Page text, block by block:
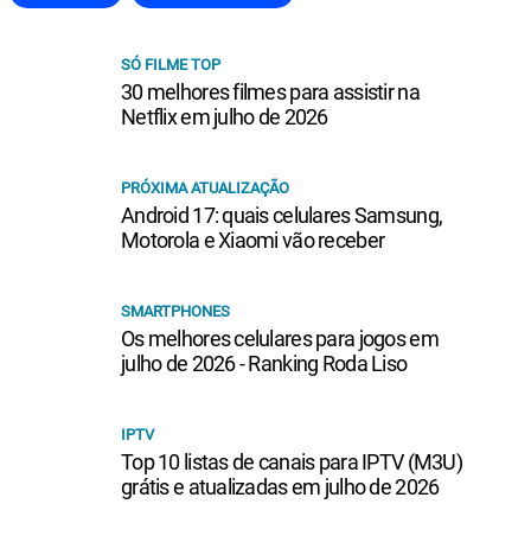
SÓ FILME TOP
30 melhores filmes para assistir na
Netflix em julho de 2026
PRÓXIMA ATUALIZAÇÃO
Android 17: quais celulares Samsung,
Motorola e Xiaomi vão receber
SMARTPHONES
Os melhores celulares para jogos em
julho de 2026 - Ranking Roda Liso
IPTV
Top 10 listas de canais para IPTV (M3U)
grátis e atualizadas em julho de 2026